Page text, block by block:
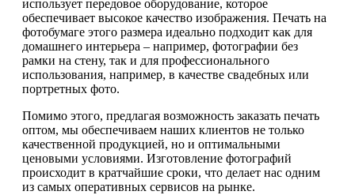
использует передовое оборудование, которое
обеспечивает высокое качество изображения. Печать на
фотобумаге этого размера идеально подходит как для
домашнего интерьера – например, фотографии без
рамки на стену, так и для профессионального
использования, например, в качестве свадебных или
портретных фото.
Помимо этого, предлагая возможность заказать печать
оптом, мы обеспечиваем наших клиентов не только
качественной продукцией, но и оптимальными
ценовыми условиями. Изготовление фотографий
происходит в кратчайшие сроки, что делает нас одним
из самых оперативных сервисов на рынке.